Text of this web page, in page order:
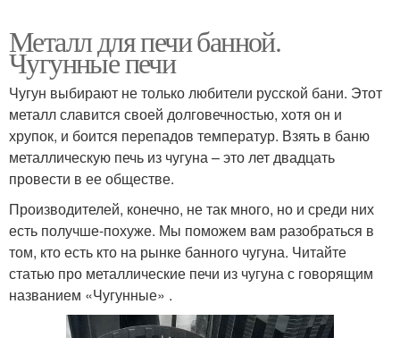
Металл для печи банной.
Чугунные печи
Чугун выбирают не только любители русской бани. Этот
металл славится своей долговечностью, хотя он и
хрупок, и боится перепадов температур. Взять в баню
металлическую печь из чугуна – это лет двадцать
провести в ее обществе.
Производителей, конечно, не так много, но и среди них
есть получше-похуже. Мы поможем вам разобраться в
том, кто есть кто на рынке банного чугуна. Читайте
статью про металлические печи из чугуна с говорящим
названием «Чугунные» .